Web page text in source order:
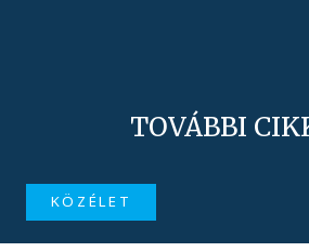
TOVÁBBI
KÖZÉLET